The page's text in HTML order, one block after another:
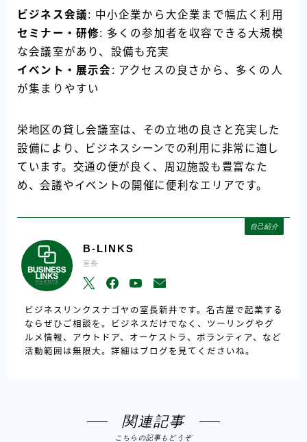
ビジネス会議: 中小企業から大企業まで幅広く利用
セミナー・研修: 多くの参加者を収容できる大規模
な会議室があり、設備も充実
イベント・展示会 : アクセスの良さから、多くの人
が集まりやすい
栄地区の貸し会議室は、その立地の良さと充実した
設備により、ビジネスシーンでの利用に非常に適し
ています。交通の便が良く、周辺施設も豊富なた
め、会議やイベントの開催に便利なエリアです。
自己紹介
B-LINKS
室長
ビジネスリンクスナゴヤの室長新井です。名古屋で起業する
ならぜひご相談を。ビジネスだけでなく、ツーリングやグ
ルメ情報、アウトドア、オーケストラ、ボランティア、など
活動範囲は無限大。詳細はブログを見てくださいね。
関連記事
こちらの記事もどうぞ